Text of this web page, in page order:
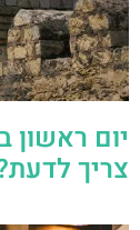
יום
צריך